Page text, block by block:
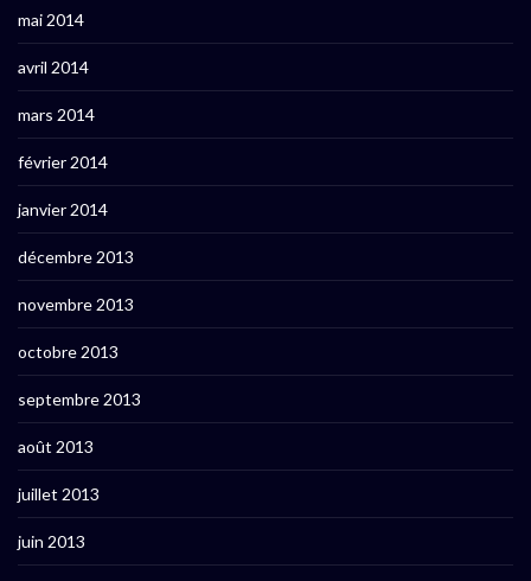
mai 2014
avril 2014
mars 2014
février 2014
janvier 2014
décembre 2013
novembre 2013
octobre 2013
septembre 2013
août 2013
juillet 2013
juin 2013